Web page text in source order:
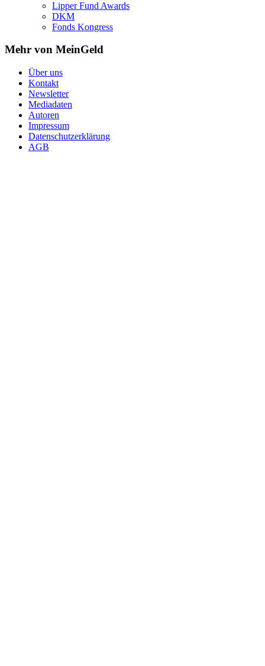
Lipper Fund Awards
DKM
Fonds Kongress
Mehr von MeinGeld
Über uns
Kontakt
Newsletter
Mediadaten
Autoren
Impressum
Datenschutzerklärung
AGB